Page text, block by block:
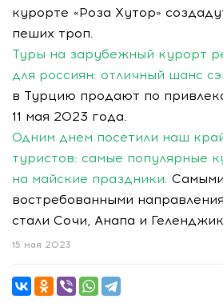
курорте «Роза Хутор»
пеших троп.
Туры на зарубежный курорт
для россиян: отличный шанс
в Турцию продают по
11 мая 2023 года.
Одним днем посетили наш
туристов: самые популярные
на майские праздники. Самыми
востребованными
стали Сочи, Анапа и
15 мая 2023